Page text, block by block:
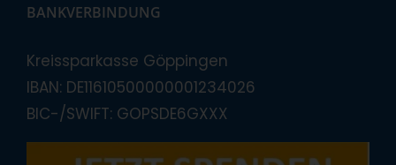
BANKVERBINDUNG
Kreissparkasse Göppingen
IBAN: DE11610500000001234026
BIC-/SWIFT: GOPSDE6GXXX